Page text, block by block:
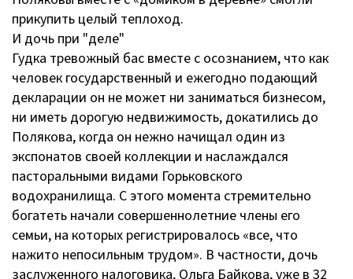
прикупить целый теплоход.
И дочь при "деле"
Гудка тревожный бас вместе с осознанием, что как
человек государственный и ежегодно подающий
декларации он не может ни заниматься бизнесом,
ни иметь дорогую недвижимость, докатились до
Полякова, когда он нежно начищал один из
экспонатов своей коллекции и наслаждался
пасторальными видами Горьковского
водохранилища. С этого момента стремительно
богатеть начали совершеннолетние члены его
семьи, на которых регистрировалось «все, что
нажито непосильным трудом». В частности, дочь
заслуженного налоговика, Ольга Байкова, уже в 32